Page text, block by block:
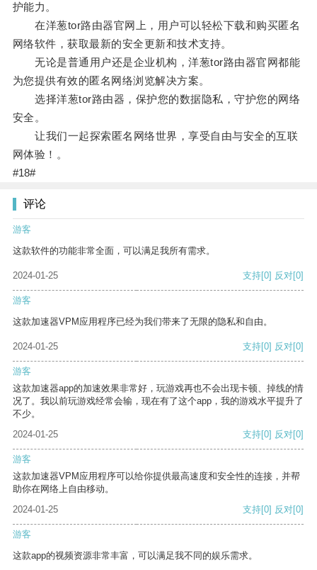
护能力。
在洋葱tor路由器官网上，用户可以轻松下载和购买匿名
网络软件，获取最新的安全更新和技术支持。
无论是普通用户还是企业机构，洋葱tor路由器官网都能
为您提供有效的匿名网络浏览解决方案。
选择洋葱tor路由器，保护您的数据隐私，守护您的网络
安全。
让我们一起探索匿名网络世界，享受自由与安全的互联
网体验！。
#18#
评论
游客
这款软件的功能非常全面，可以满足我所有需求。
2024-01-25 支持[0] 反对[0]
游客
这款加速器VPM应用程序已经为我们带来了无限的隐私和自由。
2024-01-25 支持[0] 反对[0]
游客
这款加速器app的加速效果非常好，玩游戏再也不会出现卡顿、掉线的情
况了。我以前玩游戏经常会输，现在有了这个app，我的游戏水平提升了
不少。
2024-01-25
支持[0] 反对[0]
游客
这款加速器VPM应用程序可以给你提供最高速度和安全性的连接，并帮
助你在网络上自由移动。
2024-01-25
支持[0] 反对[0]
游客
这款app的视频资源非常丰富，可以满足我不同的娱乐需求。